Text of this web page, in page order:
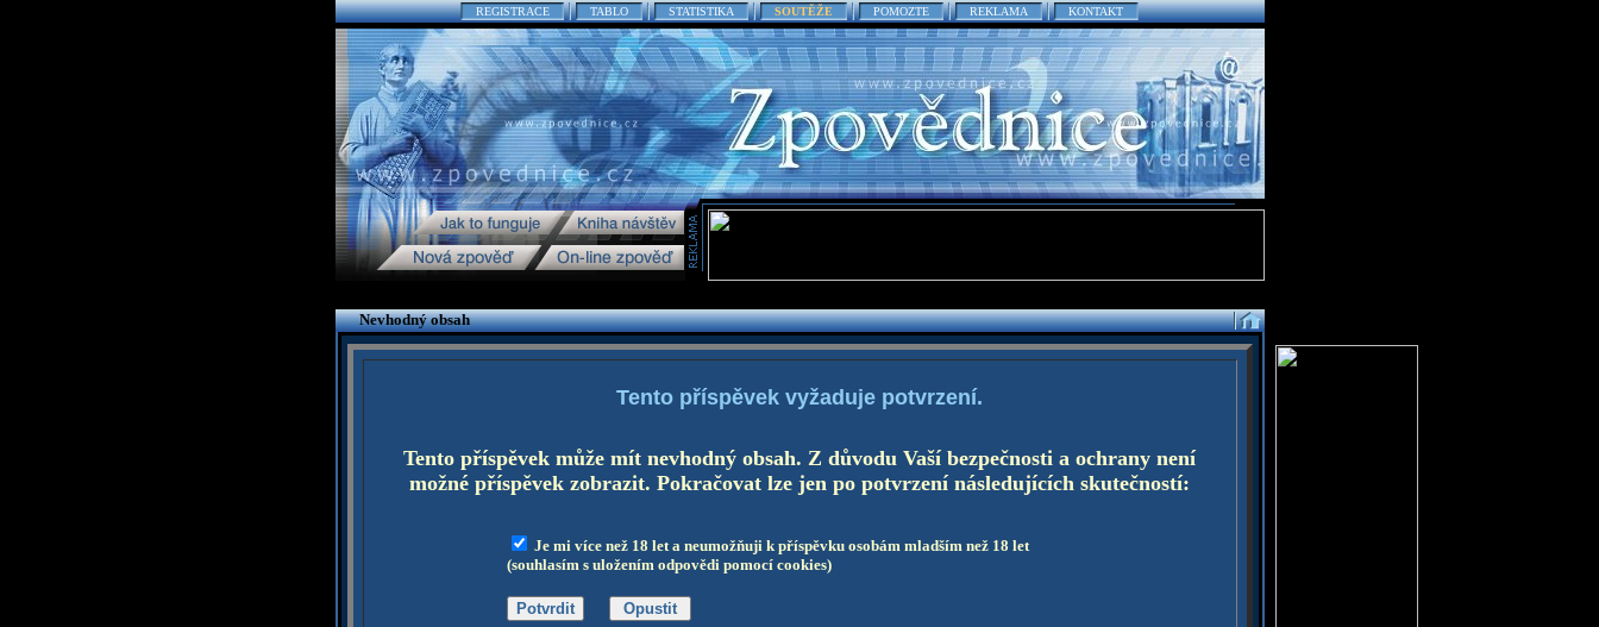
REGISTRACE TABLO STATISTIKA SOUTĚŽE POMOZTE REKLAMA KONTAKT
Nevhodný obsah
Tento příspěvek vyžaduje potvrzení.
Tento příspěvek může mít nevhodný obsah. Z důvodu Vaší bezpečnosti a ochrany není
možné příspěvek zobrazit. Pokračovat lze jen po potvrzení následujících skutečností:
Je mi více než 18 let a neumožňuji k příspěvku osobám mladším než 18 let
(souhlasím s uložením odpovědi pomocí cookies)